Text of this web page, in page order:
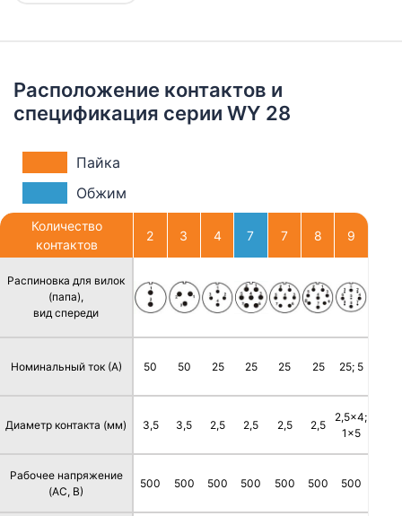
Расположение контактов и
спецификация серии WY 28
Пайка
Обжим
Количество
контактов
Распиновка для вилок
(папа),
вид спереди
Номинальный ток (А)
Диаметр контакта (мм)
Рабочее напряжение
(AC, В)
2
50
3,5
500
3
50
3,5
500
4
25
2,5
500
7
25
2,5
500
7
25
2,5
500
8
25
2,5
500
9
25; 5
2,5x4;
1x5
500